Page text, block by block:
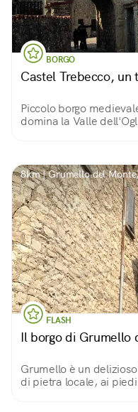
BORGO
Castel Trebecco,
Piccolo borgo
domina la Valle
8km | Grumello del
FLASH
Il borgo di Grumello
Grumello è un
di pietra locale, ai